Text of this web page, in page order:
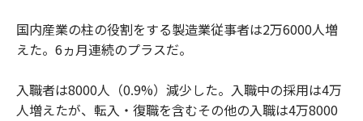
国内産業の柱の役割をする製造業従事者は2万6000人増
えた。6ヵ月連続のプラスだ。
入職者は8000人（0.9%）減少した。入職中の採用は4万
人増えたが、転入・復職を含むその他の入職は4万8000